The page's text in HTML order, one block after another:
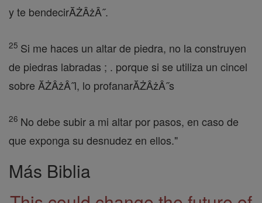
y te bendecirĂŻÂżÂ˝.
25 Si me haces un altar de piedra, no la construyen
de piedras labradas ; . porque si se utiliza un cincel
sobre ĂŻÂżÂ˝l, lo profanarĂŻÂżÂ˝s
26 No debe subir a mi altar por pasos, en caso de
que exponga su desnudez en ellos."
Más Biblia